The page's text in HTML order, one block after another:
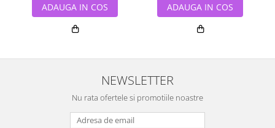
ADAUGA IN COS ADAUGA IN COS
NEWSLETTER
Nu rata ofertele si promotiile noastre